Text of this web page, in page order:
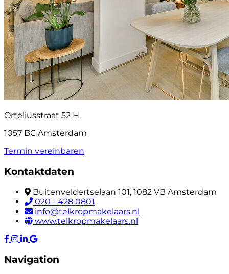
Orteliusstraat 52 H
1057 BC Amsterdam
Termin vereinbaren
Kontaktdaten
Buitenveldertselaan 101, 1082 VB Amsterdam
020 - 428 0801
info@telkropmakelaars.nl
www.telkropmakelaars.nl
Navigation